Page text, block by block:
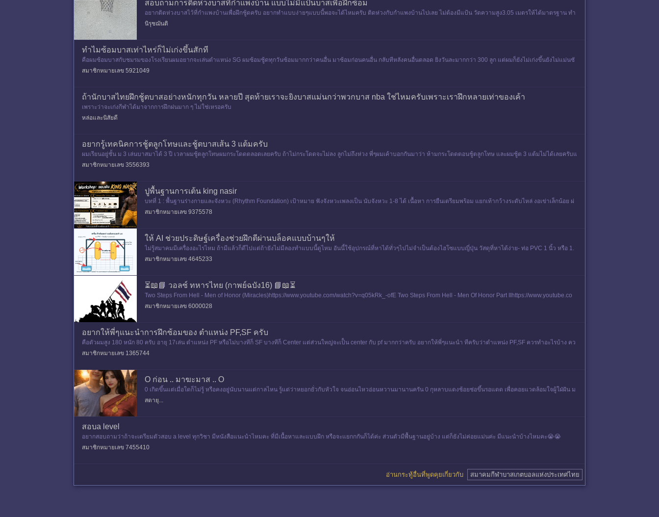
สอบถามการติดห่วงบาสที่กำแพงบ้าน แบบไม่มีแป้นบาสเพื่อฝึกซ้อม
อยากติดห่วงบาสไว้ที่กำแพงบ้านเพื่อฝึกชู้ดครับ อยากทำแบบง่ายๆแบบนี้พอจะได้ไหมครับ ติดห่วงกับกำแพงบ้านไปเลย ไม่ต้องมีแป้น วัดความสูง3.05 เมตรให้ได้มาตรฐาน ทำ
ไว้ซ้อมให้ชู้ดแม่นๆ ไว้ไปเล่นจริงกับเพื่อนจะไ
นิรุชฌันติ
ทำไมซ้อมบาสเท่าไหร่ก็ไม่เก่งขึ้นสักที
คือผมซ้อมบาสกับชมรมของโรงเรียนผมอยากจะเล่นตำแหน่ง SG ผมซ้อมชู้ดทุกวันซ้อมมากกว่าคนอื่น มาซ้อมก่อนคนอื่น กลับทีหลังคนอื่นตลอด ยิงวันละมากกว่า 300 ลูก แต่ผมก็ยังไม่เก่งขึ้นยังไม่แม่นซั
กที ท่าชู้ดผมก็โอเ
สมาชิกหมายเลข 5921049
ถ้านักบาสไทยฝึกชู้ตบาสอย่างหนักทุกวัน หลายปี สุดท้ายเราจะยิงบาสแม่นกว่าพวกบาส nba ใช่ไหมครับเพราะเราฝึกหลายเท่าของเค้า
เพราะว่าจะเก่งกีฬาได้มาจากการฝึกฝนมาก ๆ ไม่ใช่เหรอครับ
หล่อและนิสัยดี
อยากรู้เทคนิคการชู้ตลูกโทษและชู้ตบาสเส้น 3 แต้มครับ
ผมเรียนอยู่ชั้น ม 3 เล่นบาสมาได้ 3 ปี เวลาผมชู้ตลูกโทษผมกระโดดตลอดเลยครับ ถ้าไม่กระโดดจะไม่ลง ลูกไม่ถึงห่วง พี่ๆผมเค้าบอกกันมาว่า ห้ามกระโดดตอนชู้ตลูกโทษ และผมชู้ต 3 แต้มไม่ได้เลยครับแ
รงไม่ถึง ย่อกระโ
สมาชิกหมายเลข 3556393
ปูพื้นฐานการเต้น king nasir
บทที่ 1 : พื้นฐานร่างกายและจังหวะ (Rhythm Foundation) เป้าหมาย ฟังจังหวะเพลงเป็น นับจังหวะ 1-8 ได้ เนื้อหา การยืนเตรียมพร้อม แยกเท้ากว้างระดับไหล่ งอเข่าเล็กน้อย ผ่
อนคลายไหล่ การนับจังหวะ 1 2 3 4 5 6
สมาชิกหมายเลข 9375578
ให้ AI ช่วยประดิษฐ์เครื่องช่วยฝึกตีผ่านบล็อคแบบบ้านๆให้
ไม่รู้สมาคมมีเครื่องอะไรไหม ถ้ามีแล้วก็ดีไปแต่ถ้ายังไม่มีลองทำแบบนี้ดูไหม อันนี้ใช้อุปกรณ์ที่หาได้ทั่วๆไปไม่จำเป็นต้องไฮโซแบบญี่ปุ่น วัสดุที่หาได้ง่าย- ท่อ PVC 1 นิ้ว หรือ 1.
25 นิ้ว ยาวรวมประมาณ 4-5
สมาชิกหมายเลข 4645233
⏳📖📘 วอลซ์ ทหารไทย (กาพย์ฉบัง16) 📘📖⏳
Two Steps From Hell - Men of Honor (Miracles)https://www.youtube.com/watch?v=q05kRk_-ofE Two Steps From Hell - Men Of Honor Part IIhttps://www.youtube.co
m/watch?v=nRCna17gcKU @ วอลซ์ ทหารไทย (กาพย์ฉบ
สมาชิกหมายเลข 6000028
อยากให้พี่ๆแนะนำการฝึกซ้อมของ ตำแหน่ง PF,SF ครับ
คือตัวผมสูง 180 หนัก 80 ครับ อายุ 17เล่น ตำแหน่ง PF หรือไม่บางทีก็ SF บางทีก็ Center แต่ส่วนใหญ่จะเป็้น center กับ pf มากกว่าครับ อยากให้พี่ๆแนะนำ ทีครับว่าตำแหน่ง PF,SF ควรทำอะไรบ้าง คว
รฝึกท่าอะไรอย่
สมาชิกหมายเลข 1365744
O ก่อน .. มาฆะมาส .. O
0 เกิดขึ้นแต่เมื่อใดก็ไม่รู้ หรือคงอยู่นับนานแต่กาลไหน รู้แต่ว่าหยอกยั่วกับหัวใจ จนอ่อนไหวอ่อนหวานมานานครัน 0 กุหลาบแดงช้อยช่อขึ้นรอแดด เพื่อคอยแวดล้อมใจผู้ใฝ่ฝัน ม
อบ-รับความอาลัยมีให้กัน กลีบดอกนั้นก
สดายุ...
สอบa level
อยากสอบถามว่าถ้าจะเตรียมตัวสอบ a level ทุกวิชา มีหนังสือแนะนำไหมคะ ที่มีเนื้อหาและแบบฝึก หรือจะแยกกกันก็ได้ค่ะ ส่วนตัวมีพื้นฐานอยู่บ้าง แต่ก็ยังไม่ค่อยแม่นค่ะ มีแนะนำบ้างไหมคะ😭😭
สมาชิกหมายเลข 7455410
อ่านกระทู้อื่นที่พูดคุยเกี่ยวกับ สมาคมกีฬาบาสเกตบอลแห่งประเทศไทย